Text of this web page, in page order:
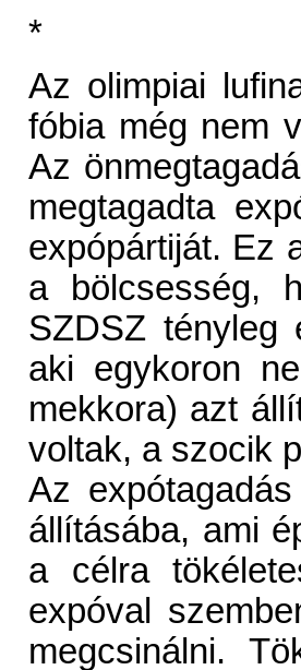
*
Az olimpiai
fóbia még nem
Az
megtagadta
expópártiját. Ez
a bölcsesség,
SZDSZ tényleg
aki egykoron
mekkora) azt
voltak, a szocik
Az
állításába, ami
a célra
expóval
megcsinálni.